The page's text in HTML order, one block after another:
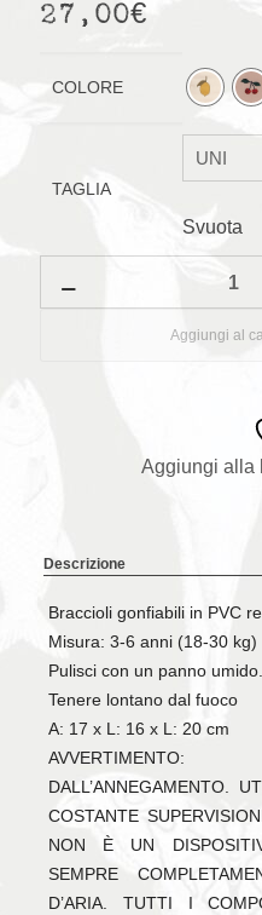
27,00€
COLORE
TAGLIA
Svuota
arrotolabili
quantità
Aggiungi al
Aggiungi alla
Descrizione
Braccioli gonfiabili in PVC
Misura: 3-6 anni (18-30 kg)
Pulisci con un panno umido.
Tenere lontano dal fuoco
A: 17 x L: 16 x L: 20 cm
DALL’ANNEGAMENTO.
COSTANTE
NON È UN
SEMPRE
D’ARIA. TUTTI I